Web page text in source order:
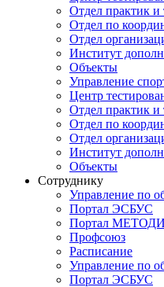
Отдел практик и
Отдел по
Отдел
Институт
Объекты
Управление
Центр
Отдел практик и
Отдел по
Отдел
Институт
Объекты
Сотруднику
Управление по
Портал ЭСБУС
Портал
Профсоюз
Расписание
Управление по
Портал ЭСБУС